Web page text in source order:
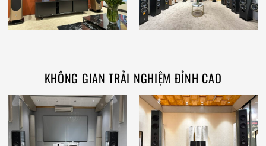
KHÔNG GIAN TRẢI NGHIỆM ĐỈNH CAO